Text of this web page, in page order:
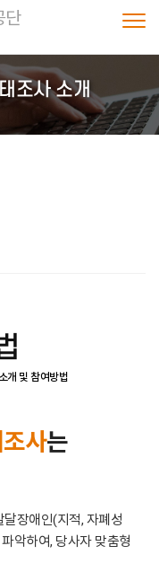
단
조사 소개
개 및 참여방법
사는
장애인(지적, 자폐성
악하여, 당사자 맞춤형